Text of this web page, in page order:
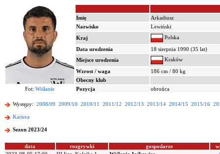
Imię
Arkadiusz
Nazwisko
Lewiński
Kraj
Polska
Data urodzenia
18 sierpnia 1990 (35 lat)
Miejsce urodzenia
Kraków
Wzrost / waga
186 cm / 80 kg
Obecny klub
Fot: Wiślanie Pozycja obrońca
Występy: 2008/09 2009/10 2010/11 2011/12 2012/13 2013/14 2014/15 2015/16
Kariera
Sezon 2023/24
data rozgrywki gospodarze